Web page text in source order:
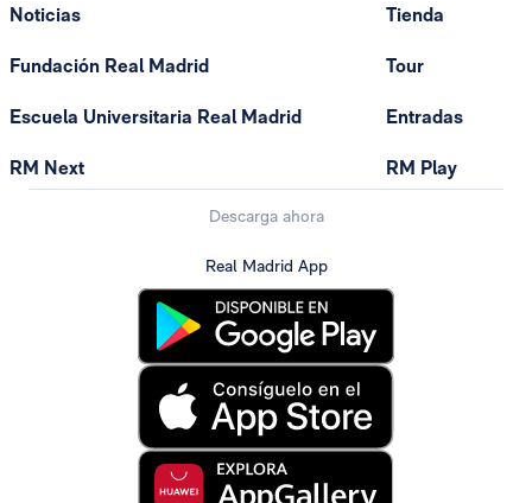
Noticias
Fundación Real Madrid
Escuela Universitaria Real Madrid
RM Next
Tienda
Tour
Entradas
RM Play
Descarga ahora
Real Madrid App